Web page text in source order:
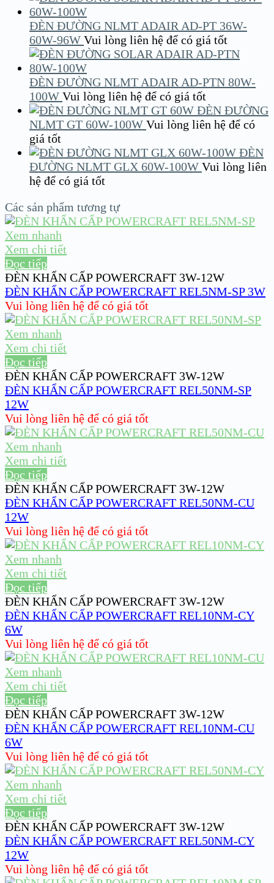
ĐÈN ĐƯỜNG NLMT ADAIR AD-PT 36W-
60W-96W Vui lòng liên hệ để có giá tốt
ĐÈN ĐƯỜNG NLMT ADAIR AD-PTN 80W-
100W Vui lòng liên hệ để có giá tốt
ĐÈN ĐƯỜNG
NLMT GT 60W-100W Vui lòng liên hệ để có
giá tốt
ĐÈN
ĐƯỜNG NLMT GLX 60W-100W Vui lòng liên
hệ để có giá tốt
Các sản phẩm tương tự
Xem nhanh
Xem chi tiết
Đọc tiếp
ĐÈN KHẨN CẤP POWERCRAFT 3W-12W
ĐÈN KHẨN CẤP POWERCRAFT REL5NM-SP 3W
Vui lòng liên hệ để có giá tốt
Xem nhanh
Xem chi tiết
Đọc tiếp
ĐÈN KHẨN CẤP POWERCRAFT 3W-12W
ĐÈN KHẨN CẤP POWERCRAFT REL50NM-SP
12W
Vui lòng liên hệ để có giá tốt
Xem nhanh
Xem chi tiết
Đọc tiếp
ĐÈN KHẨN CẤP POWERCRAFT 3W-12W
ĐÈN KHẨN CẤP POWERCRAFT REL50NM-CU
12W
Vui lòng liên hệ để có giá tốt
Xem nhanh
Xem chi tiết
Đọc tiếp
ĐÈN KHẨN CẤP POWERCRAFT 3W-12W
ĐÈN KHẨN CẤP POWERCRAFT REL10NM-CY
6W
Vui lòng liên hệ để có giá tốt
Xem nhanh
Xem chi tiết
Đọc tiếp
ĐÈN KHẨN CẤP POWERCRAFT 3W-12W
ĐÈN KHẨN CẤP POWERCRAFT REL10NM-CU
6W
Vui lòng liên hệ để có giá tốt
Xem nhanh
Xem chi tiết
Đọc tiếp
ĐÈN KHẨN CẤP POWERCRAFT 3W-12W
ĐÈN KHẨN CẤP POWERCRAFT REL50NM-CY
12W
Vui lòng liên hệ để có giá tốt